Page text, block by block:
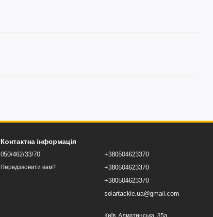
Контактна інформація
050/462/33/70
Передзвонити вам?
+380504623370
+380504623370
+380504623370
solartackle.ua@gmail.com
Київ, Алматинська, 35а